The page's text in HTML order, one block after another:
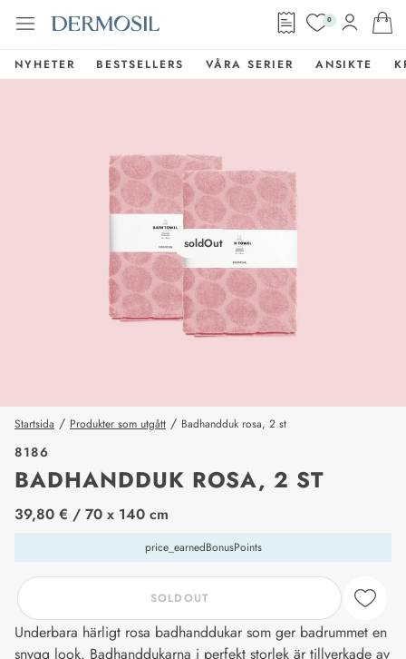
0
NYHETER BESTSELLERS VÅRA SERIER ANSIKTE
soldOut
Startsida / Produkter som utgått / Badhandduk rosa, 2 st
8186
BADHANDDUK ROSA, 2 ST
price_label
39,80 € / 70 x 140 cm
price_earnedBonusPoints
SOLDOUT
Underbara härligt rosa badhanddukar som ger badrummet en
snygg look. Badhanddukarna i perfekt storlek är tillverkade av